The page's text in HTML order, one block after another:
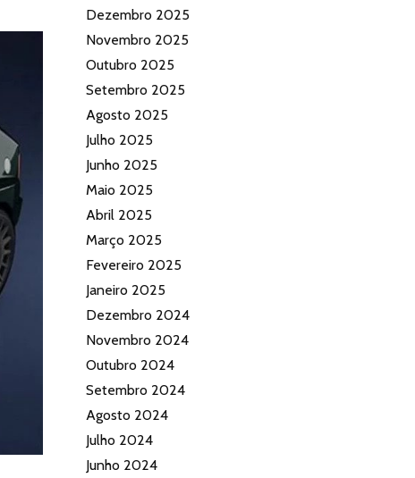
Dezembro 2025
Novembro 2025
Outubro 2025
Setembro 2025
Agosto 2025
Julho 2025
Junho 2025
Maio 2025
Abril 2025
Março 2025
Fevereiro 2025
Janeiro 2025
Dezembro 2024
Novembro 2024
Outubro 2024
Setembro 2024
Agosto 2024
Julho 2024
Junho 2024